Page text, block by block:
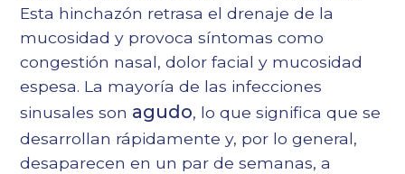
Esta hinchazón retrasa el drenaje de la
mucosidad y provoca síntomas como
congestión nasal, dolor facial y mucosidad
espesa. La mayoría de las infecciones
sinusales son agudo, lo que significa que se
desarrollan rápidamente y, por lo general,
desaparecen en un par de semanas, a